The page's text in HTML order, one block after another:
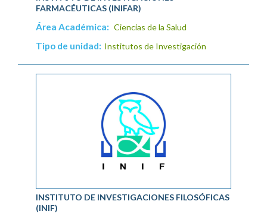
FARMACÉUTICAS (INIFAR)
Área Académica: Ciencias de la Salud
Tipo de unidad: Institutos de Investigación
INSTITUTO DE INVESTIGACIONES FILOSÓFICAS
(INIF)